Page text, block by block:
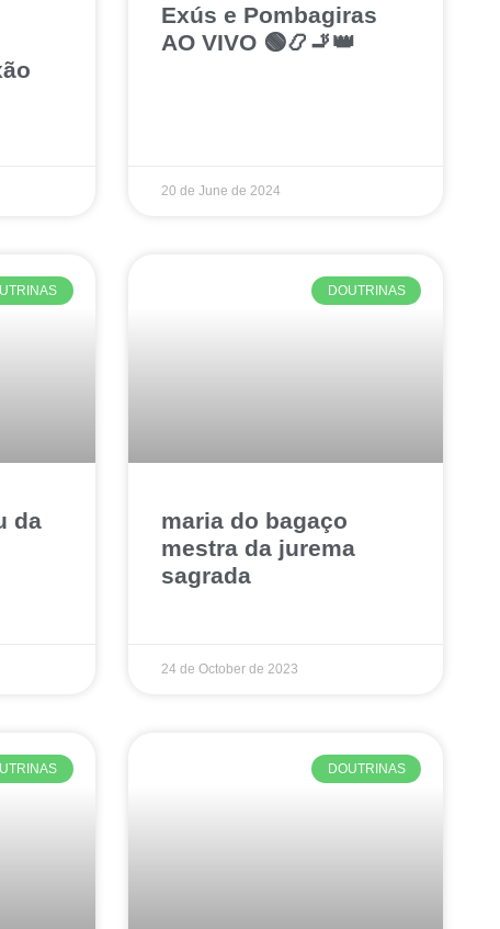
Exús e Pombagiras
AO VIVO 🟢📿🚬👑
20 de June de 2024
da
DOUTRINAS
maria do bagaço
mestra da jurema
sagrada
24 de October de 2023
DOUTRINAS